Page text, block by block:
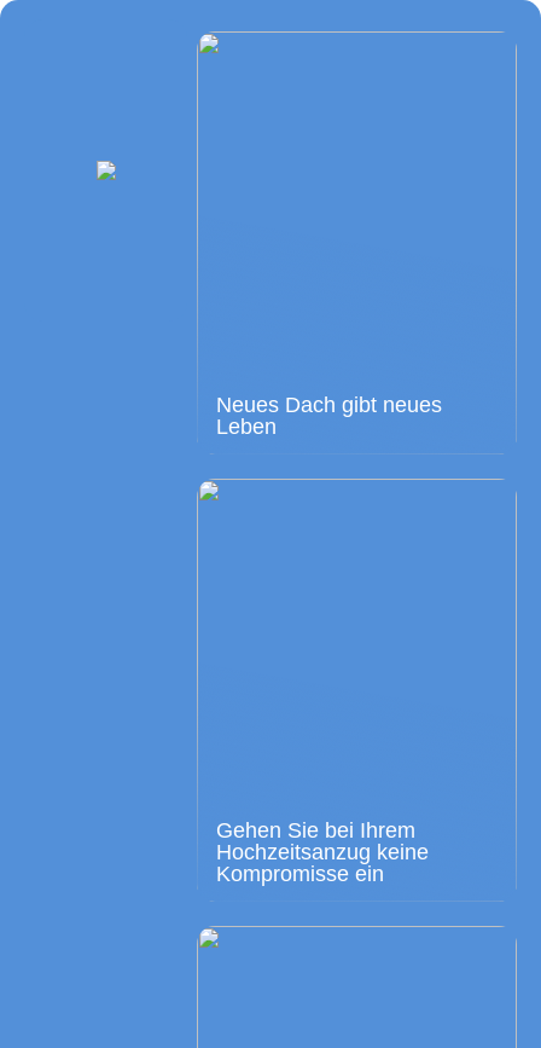
Neues Dach gibt neues
Leben
Gehen Sie bei Ihrem
Hochzeitsanzug keine
Kompromisse ein